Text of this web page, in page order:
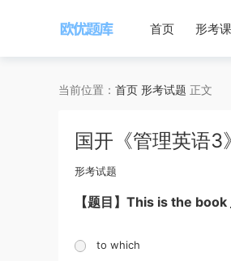
首页 形考
当前位置： 首页 形考试题 正文
国开《管理英语3
形考试题
【题目】This is the
to which